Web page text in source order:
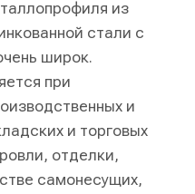
из
стали с
широк.
при
и
и торговых
отделки,
самонесущих,